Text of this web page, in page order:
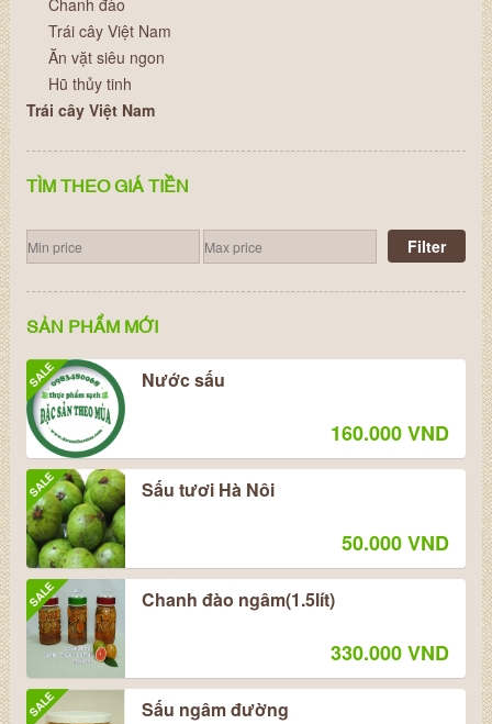
Chanh đào
Trái cây Việt Nam
Ăn vặt siêu ngon
Hũ thủy tinh
Trái cây Việt Nam
TÌM THEO GIÁ TIỀN
Filter
SẢN PHẨM MỚI
SALE Nước sấu
160.000 VND
SALE Sấu tươi Hà Nôi
50.000 VND
SALE Chanh đào ngâm(1.5lít)
330.000 VND
SALE Sấu ngâm đường